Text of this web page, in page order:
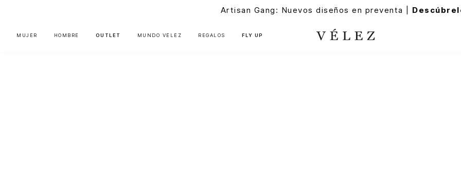
Artisan Gang: Nuevos diseños en preventa |
MUJER HOMBRE OUTLET MUNDO VÉLEZ REGALOS FLY UP